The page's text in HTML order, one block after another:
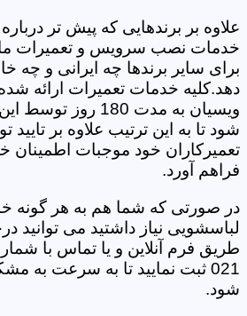
علاوه بر برندهایی که پیش تر
خدمات نصب سرویس و تعمیرات
برای سایر برندها چه ایرانی و چه
دهد.کلیه خدمات تعمیرات ارائه
ویسیان به مدت 180
شود تا به این ترتیب علاوه بر
تعمیرکاران خود موجبات اطمینان
فراهم آورد.
در صورتی که شما هم به هر گونه
لباسشویی نیاز داشتید می توانید
021 ثبت نمایید تا به سرعت
شود.